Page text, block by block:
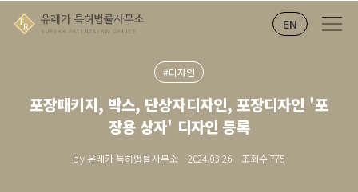
EN
#디자인
포장패키지, 박스, 단상자디자인, 포장디자인 '포
장용 상자' 디자인 등록
by 유레카 특허법률사무소 2024.03.26 조회수775